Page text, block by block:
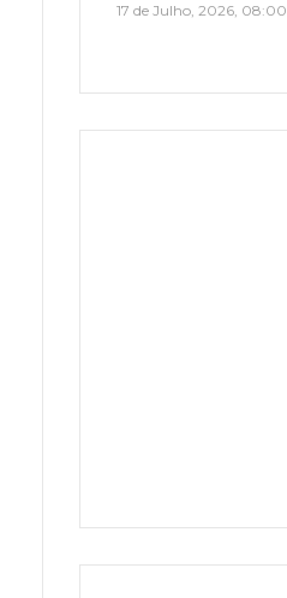
17 de Julho, 2026, 08:00